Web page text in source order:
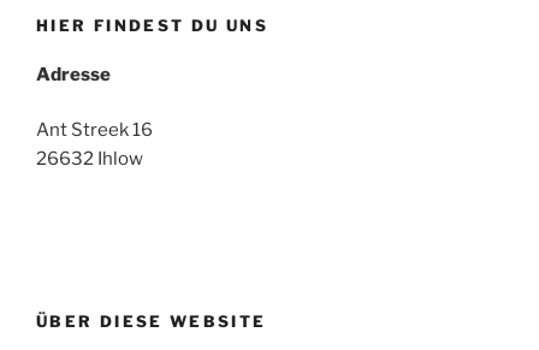
HIER FINDEST DU UNS
Adresse
Ant Streek 16
26632 Ihlow
ÜBER DIESE WEBSITE